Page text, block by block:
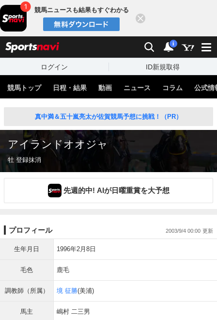
競馬ニュースも結果もすぐわかる
検索 通知
i
ログイン ID新規取得
競馬トップ 日程・結果 動画 ニュース コラム 公式情
真中満＆五十嵐亮太が佐賀競馬予想に挑戦！（PR）
アイランドオオジャ
牡 登録抹消
先週的中! AIが日曜重賞を大予想
プロフィール 2003/9/4 00:00
生年月日 1996年2月8日
毛色 鹿毛
調教師（所属） 境 征勝(美浦)
馬主 嶋村 二三男